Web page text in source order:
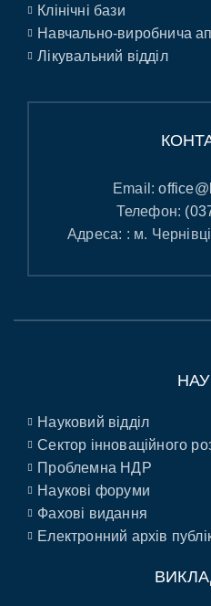
Клінічні бази
Навчально-виробнича
Лікувальний відділ
Email:
Телефон:
Адреса: : м.
Науковий відділ
Сектор інноваційного
Проблемна НДР
Наукові форуми
Фахові видання
Електронний архів